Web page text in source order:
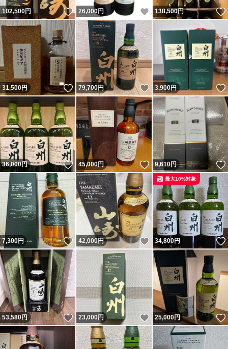
102,500円 いいね！
26,000円 いいね！
138,500円
31,500円 いいね！
79,700円 いいね！
3,900円
36,000円 いいね！
45,000円 いいね！
9,610円
7,300円 いいね！
42,000円 いいね！
34,800円
最大10%対象
53,580円 いいね！
23,000円 いいね！
25,000円